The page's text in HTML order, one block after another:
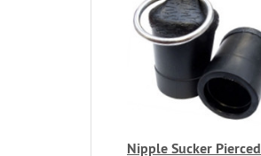
Nipple Sucker Pierced